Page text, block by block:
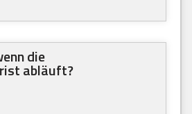
die
abläuft?